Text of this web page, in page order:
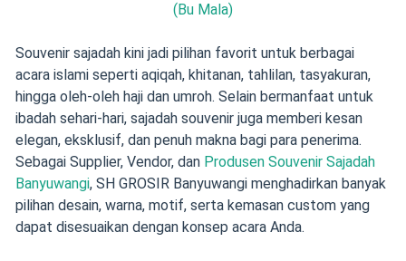
(Bu Mala)
Souvenir sajadah kini jadi pilihan favorit untuk berbagai
acara islami seperti aqiqah, khitanan, tahlilan, tasyakuran,
hingga oleh-oleh haji dan umroh. Selain bermanfaat untuk
ibadah sehari-hari, sajadah souvenir juga memberi kesan
elegan, eksklusif, dan penuh makna bagi para penerima.
Sebagai Supplier, Vendor, dan Produsen Souvenir Sajadah
Banyuwangi, SH GROSIR Banyuwangi menghadirkan banyak
pilihan desain, warna, motif, serta kemasan custom yang
dapat disesuaikan dengan konsep acara Anda.